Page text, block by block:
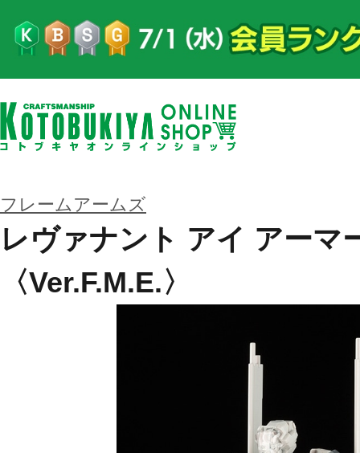
フレームアームズ
レヴァナント アイ アーマ
〈Ver.F.M.E.〉